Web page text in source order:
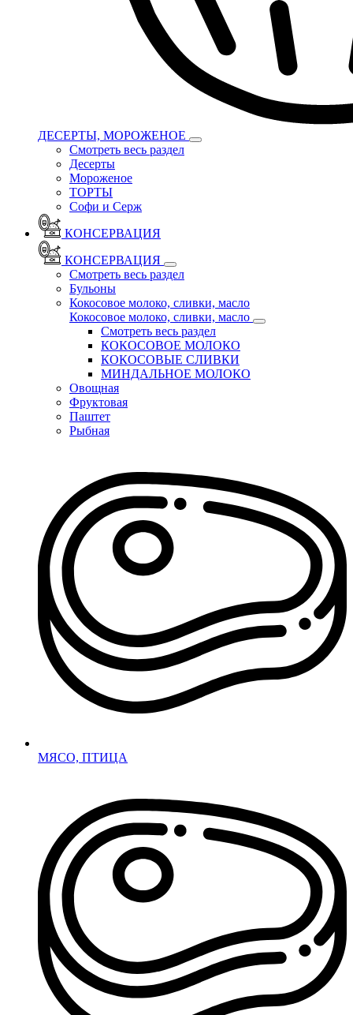
ДЕСЕРТЫ, МОРОЖЕНОЕ
Смотреть весь раздел
Десерты
Мороженое
ТОРТЫ
Софи и Серж
КОНСЕРВАЦИЯ
КОНСЕРВАЦИЯ
Смотреть весь раздел
Бульоны
Кокосовое молоко, сливки, масло
Кокосовое молоко, сливки, масло
Смотреть весь раздел
КОКОСОВОЕ МОЛОКО
КОКОСОВЫЕ СЛИВКИ
МИНДАЛЬНОЕ МОЛОКО
Овощная
Фруктовая
Паштет
Рыбная
МЯСО, ПТИЦА